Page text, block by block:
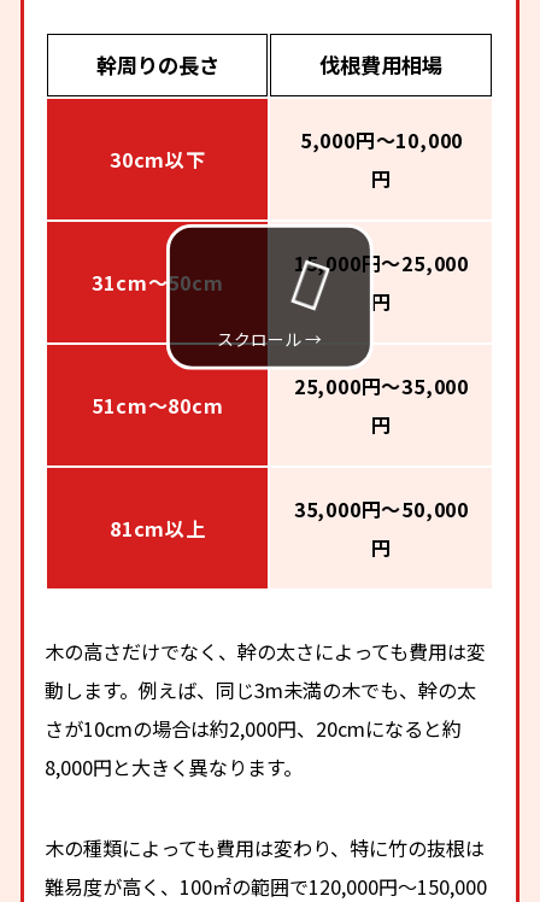
幹周りの長さ 伐根費用相場
30cm以下
5,000円～10,000
円
31cm～50cm
15,000円～25,000
円
51cm～80cm
25,000円～35,000
円
81cm以上
35,000円～50,000
円
木の高さだけでなく、幹の太さによっても費用は変
動します。例えば、同じ3m未満の木でも、幹の太
さが10cmの場合は約2,000円、20cmになると約
8,000円と大きく異なります。
木の種類によっても費用は変わり、特に竹の抜根は
難易度が高く、100㎡の範囲で120,000円～150,000